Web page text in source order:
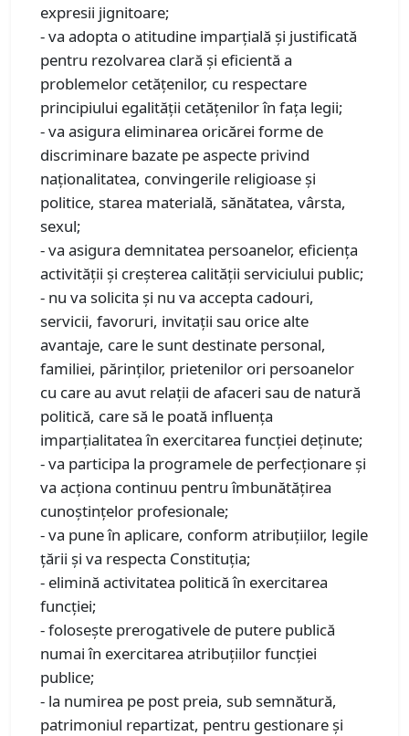
expresii jignitoare;
- va adopta o atitudine imparţială şi justificată
pentru rezolvarea clară şi eficientă a
problemelor cetăţenilor, cu respectare
principiului egalităţii cetăţenilor în faţa legii;
- va asigura eliminarea oricărei forme de
discriminare bazate pe aspecte privind
naţionalitatea, convingerile religioase şi
politice, starea materială, sănătatea, vârsta,
sexul;
- va asigura demnitatea persoanelor, eficienţa
activităţii şi creşterea calităţii serviciului public;
- nu va solicita şi nu va accepta cadouri,
servicii, favoruri, invitaţii sau orice alte
avantaje, care le sunt destinate personal,
familiei, părinţilor, prietenilor ori persoanelor
cu care au avut relaţii de afaceri sau de natură
politică, care să le poată influenţa
imparţialitatea în exercitarea funcţiei deţinute;
- va participa la programele de perfecţionare şi
va acţiona continuu pentru îmbunătăţirea
cunoştinţelor profesionale;
- va pune în aplicare, conform atribuţiilor, legile
ţării şi va respecta Constituţia;
- elimină activitatea politică în exercitarea
funcţiei;
- foloseşte prerogativele de putere publică
numai în exercitarea atribuţiilor funcţiei
publice;
- la numirea pe post preia, sub semnătură,
patrimoniul repartizat, pentru gestionare şi